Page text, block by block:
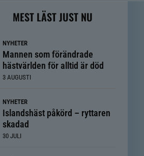
MEST LÄST JUST NU
NYHETER
Mannen som förändrade
hästvärlden för alltid är död
3 AUGUSTI
NYHETER
Islandshäst påkörd – ryttaren
skadad
30 JULI